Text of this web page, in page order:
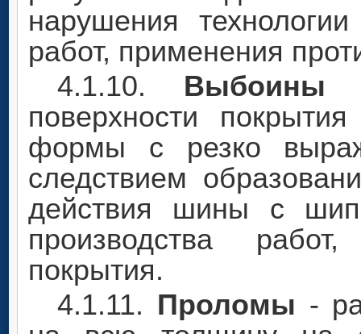
нарушения
работ, применения
4.1.10. Выбоины
поверхности
формы с резко
следствием
действия шины с
производства
покрытия.
4.1.11. Проломы -